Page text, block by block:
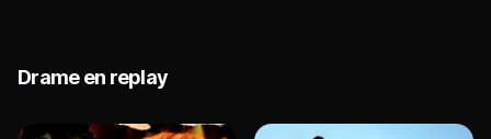
Drame en replay